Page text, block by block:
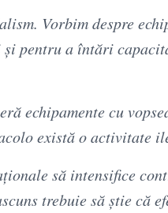
Vorbim despre
pentru a întări
echipamente cu
există o activitate
să intensifice
trebuie să știe că